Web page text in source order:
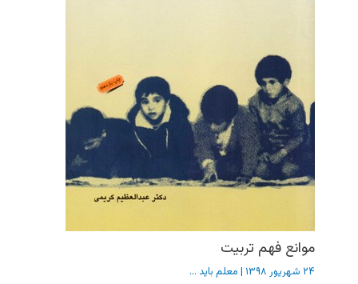
موانع فهم تربیت
۲۴ شهریور ۱۳۹۸ | معلم باید ...